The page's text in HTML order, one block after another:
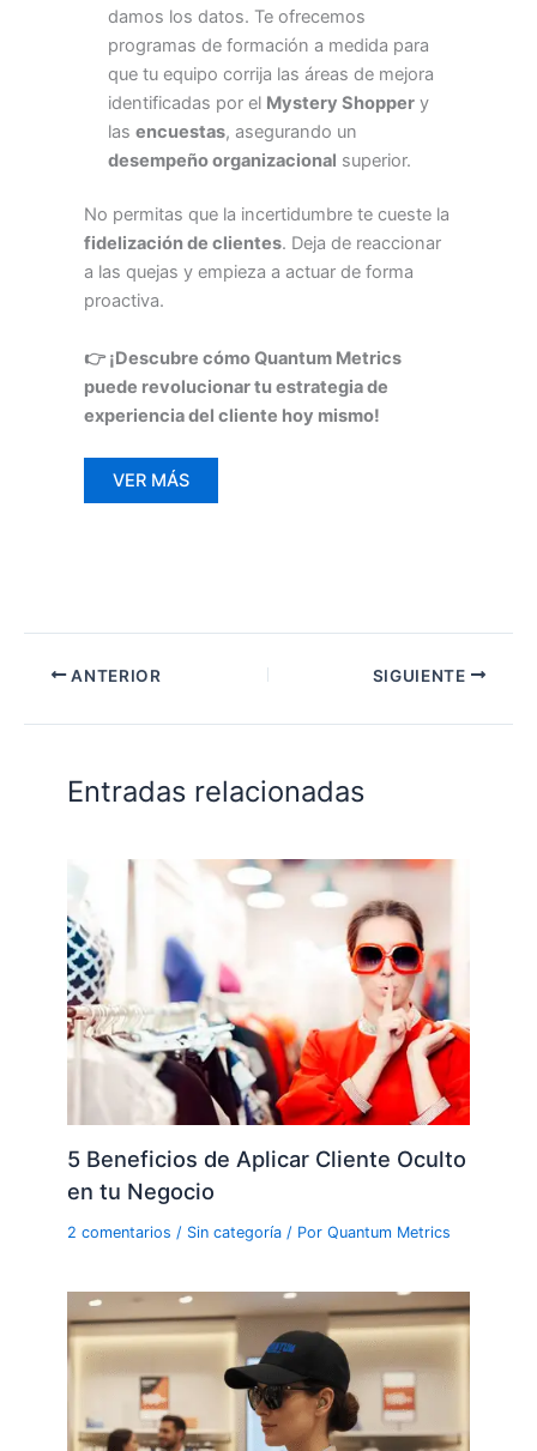
damos los datos. Te ofrecemos
programas de formación a medida para
que tu equipo corrija las áreas de mejora
identificadas por el Mystery Shopper y
las encuestas, asegurando un
desempeño organizacional superior.
No permitas que la incertidumbre te cueste la
fidelización de clientes. Deja de reaccionar
a las quejas y empieza a actuar de forma
proactiva.
👉 ¡Descubre cómo Quantum Metrics
puede revolucionar tu estrategia de
experiencia del cliente hoy mismo!
VER MÁS
ANTERIOR SIGUIENTE
Entradas relacionadas
5 Beneficios de Aplicar Cliente Oculto
en tu Negocio
2 comentarios / Sin categoría / PorQuantum Metrics